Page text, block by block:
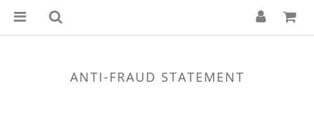
ANTI-FRAUD STATEMENT